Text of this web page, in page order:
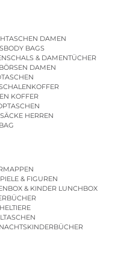
DAMEN
BAGS
& DAMENTÜCHER
DAMEN
KOFFER
HERREN
& FIGUREN
& KINDER LUNCHBOX